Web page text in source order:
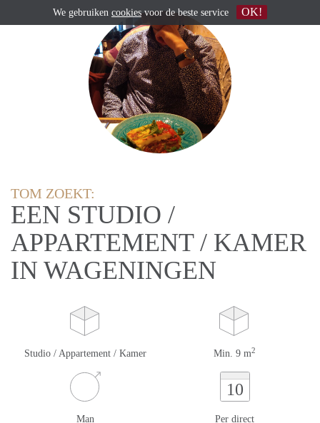
TOM ZOEKT:
EEN STUDIO /
APPARTEMENT / KAMER
IN WAGENINGEN
Studio / Appartement / Kamer Min. 9 m2
Man
10
Per direct
We gebruiken cookies voor de beste service OK!